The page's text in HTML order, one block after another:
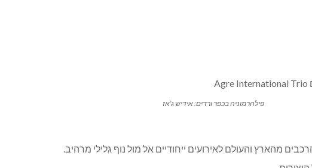
פילהרמוניה בכפר ורדים: אידיש ג’אז
מהארץ והעולם לאירועים ייחודיים אל מול נוף גלילי מרהיב.